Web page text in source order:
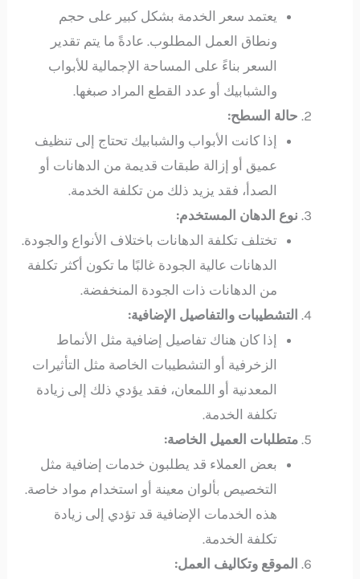
يعتمد سعر الخدمة بشكل كبير على حجم
ونطاق العمل المطلوب. عادةً ما يتم تقدير
السعر بناءً على المساحة الإجمالية للأبواب
والشبابيك أو عدد القطع المراد صبغها.
حالة السطح:
إذا كانت الأبواب والشبابيك تحتاج إلى تنظيف
عميق أو إزالة طبقات قديمة من الدهانات أو
الصدأ، فقد يزيد ذلك من تكلفة الخدمة.
نوع الدهان المستخدم:
تختلف تكلفة الدهانات باختلاف الأنواع والجودة.
الدهانات عالية الجودة غالبًا ما تكون أكثر تكلفة
من الدهانات ذات الجودة المنخفضة.
التشطيبات والتفاصيل الإضافية:
إذا كان هناك تفاصيل إضافية مثل الأنماط
الزخرفية أو التشطيبات الخاصة مثل التأثيرات
المعدنية أو اللمعان، فقد يؤدي ذلك إلى زيادة
تكلفة الخدمة.
متطلبات العميل الخاصة:
بعض العملاء قد يطلبون خدمات إضافية مثل
التخصيص بألوان معينة أو استخدام مواد خاصة.
هذه الخدمات الإضافية قد تؤدي إلى زيادة
تكلفة الخدمة.
الموقع وتكاليف العمل: